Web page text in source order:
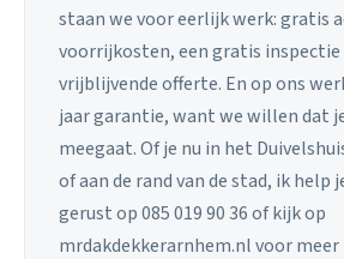
staan we voor eerlijk werk: gratis
voorrijkosten, een gratis inspectie
vrijblijvende offerte. En op ons
jaar garantie, want we willen dat
meegaat. Of je nu in het
of aan de rand van de stad, ik help
gerust op 085 019 90 36 of kijk op
mrdakdekkerarnhem.nl voor meer